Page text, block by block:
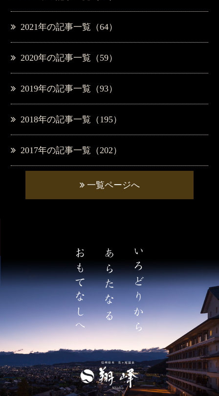
2021年の記事一覧（64）
2020年の記事一覧（59）
2019年の記事一覧（93）
2018年の記事一覧（195）
2017年の記事一覧（202）
一覧ページへ